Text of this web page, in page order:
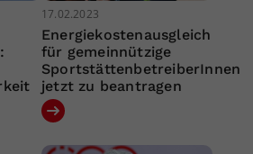
17.02.2023
Energiekostenausgleich
für gemeinnützige
SportstättenbetreiberInnen
jetzt zu beantragen